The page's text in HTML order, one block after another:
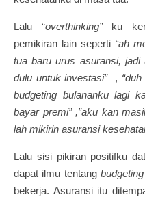
Lalu “overthinking” ku
pemikiran lain seperti “ah
tua baru urus asuransi,
dulu untuk investasi”
,
budgeting bulananku lagi
bayar premi” ,”aku kan
lah mikirin asuransi
Lalu sisi pikiran positifku
dapat ilmu tentang budgeting
bekerja. Asuransi itu